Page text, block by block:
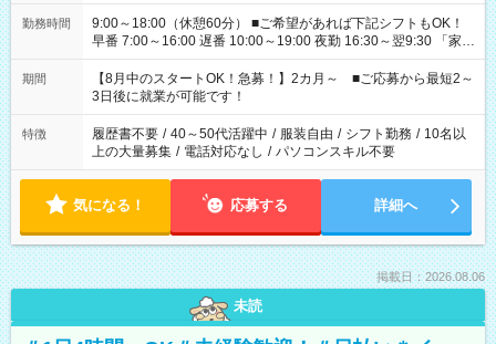
勤務時間
9:00～18:00（休憩60分） ■ご希望があれば下記シフトもOK！
早番 7:00～16:00 遅番 10:00～19:00 夜勤 16:30～翌9:30 「家族
と休みを合わせたい」 「余裕を持って夕飯の準備がしたい」
「できれば残業はしたくない」 など、ご希望を教えてください
ね。 ※Wワーク希望の方へ 今ご覧のお仕事で希望する勤務時間
と、もう1つのお仕事の勤務時間。 合計で週40時間を超える場
合は応募できません。
期間
【8月中のスタートOK！急募！】2カ月～ ■ご応募から最短2～
3日後に就業が可能です！
特徴 履歴書不要 / 40～50代活躍中 / 服装自由 / シフト勤務 / 10名以
上の大量募集 / 電話対応なし / パソコンスキル不要
気になる！ 応募する 詳細へ
掲載日：2026.08.06
未読